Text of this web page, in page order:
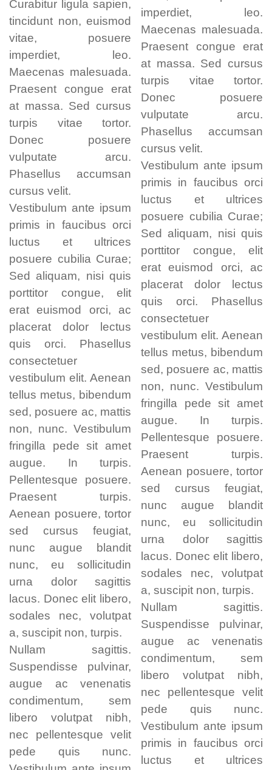
Curabitur ligula sapien,
tincidunt non, euismod
vitae, posuere
imperdiet, leo.
Maecenas malesuada.
Praesent congue erat
at massa. Sed cursus
turpis vitae tortor.
Donec posuere
vulputate arcu.
Phasellus accumsan
cursus velit.
Vestibulum ante ipsum
primis in faucibus orci
luctus et ultrices
posuere cubilia Curae;
Sed aliquam, nisi quis
porttitor congue, elit
erat euismod orci, ac
placerat dolor lectus
quis orci. Phasellus
consectetuer
vestibulum elit. Aenean
tellus metus, bibendum
sed, posuere ac, mattis
non, nunc. Vestibulum
fringilla pede sit amet
augue. In turpis.
Pellentesque posuere.
Praesent turpis.
Aenean posuere, tortor
sed cursus feugiat,
nunc augue blandit
nunc, eu sollicitudin
urna dolor sagittis
lacus. Donec elit libero,
sodales nec, volutpat
a, suscipit non, turpis.
Nullam sagittis.
Suspendisse pulvinar,
augue ac venenatis
condimentum, sem
libero volutpat nibh,
nec pellentesque velit
pede quis nunc.
imperdiet, leo.
Maecenas malesuada.
Praesent congue erat
at massa. Sed cursus
turpis vitae tortor.
Donec posuere
vulputate arcu.
Phasellus accumsan
cursus velit.
Vestibulum ante ipsum
primis in faucibus orci
luctus et ultrices
posuere cubilia Curae;
Sed aliquam, nisi quis
porttitor congue, elit
erat euismod orci, ac
placerat dolor lectus
quis orci. Phasellus
consectetuer
vestibulum elit. Aenean
tellus metus, bibendum
sed, posuere ac, mattis
non, nunc. Vestibulum
fringilla pede sit amet
augue. In turpis.
Pellentesque posuere.
Praesent turpis.
Aenean posuere, tortor
sed cursus feugiat,
nunc augue blandit
nunc, eu sollicitudin
urna dolor sagittis
lacus. Donec elit libero,
sodales nec, volutpat
a, suscipit non, turpis.
Nullam sagittis.
Suspendisse pulvinar,
augue ac venenatis
condimentum, sem
libero volutpat nibh,
nec pellentesque velit
pede quis nunc.
Vestibulum ante ipsum
primis in faucibus orci
luctus et ultrices